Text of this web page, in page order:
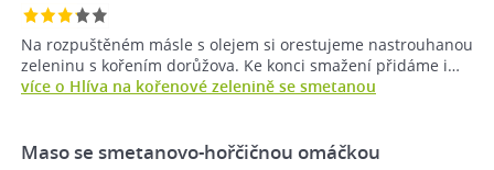
Na rozpuštěném másle s olejem si orestujeme nastrouhanou
zeleninu s kořením dorůžova. Ke konci smažení přidáme i…
více o Hlíva na kořenové zelenině se smetanou
Maso se smetanovo-hořčičnou omáčkou